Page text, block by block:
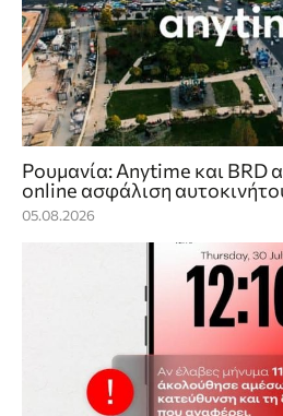
Ρουμανία: Anytime και BRD
online ασφάλιση
05.08.2026